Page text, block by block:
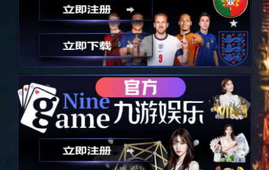
汽车车灯
关键词： 汽车车灯
所属分类：汽车电子